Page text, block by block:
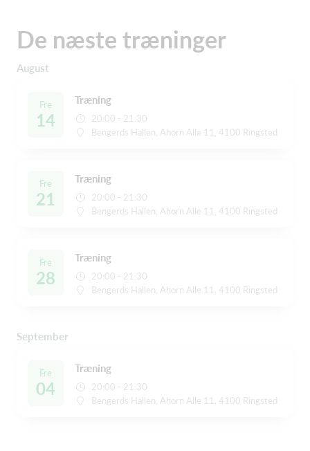
De næste træninger
August
Fre
14
Træning
20:00 - 21:30
Bengerds Hallen, Ahorn Alle 11, 4100 Ringsted
Fre
21
Træning
20:00 - 21:30
Bengerds Hallen, Ahorn Alle 11, 4100 Ringsted
Fre
28
Træning
20:00 - 21:30
Bengerds Hallen, Ahorn Alle 11, 4100 Ringsted
September
Fre
04
Træning
20:00 - 21:30
Bengerds Hallen, Ahorn Alle 11, 4100 Ringsted